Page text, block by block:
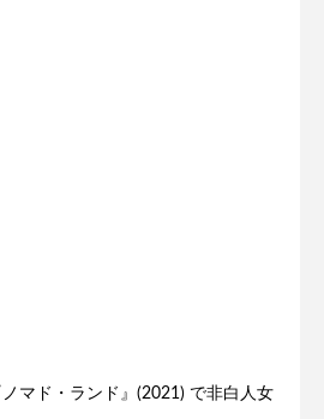
マド・ランド』(2021) で非白人女